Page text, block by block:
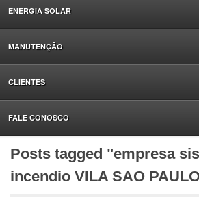
ENERGIA SOLAR
MANUTENÇÃO
CLIENTES
FALE CONOSCO
Posts tagged "empresa
incendio VILA SAO